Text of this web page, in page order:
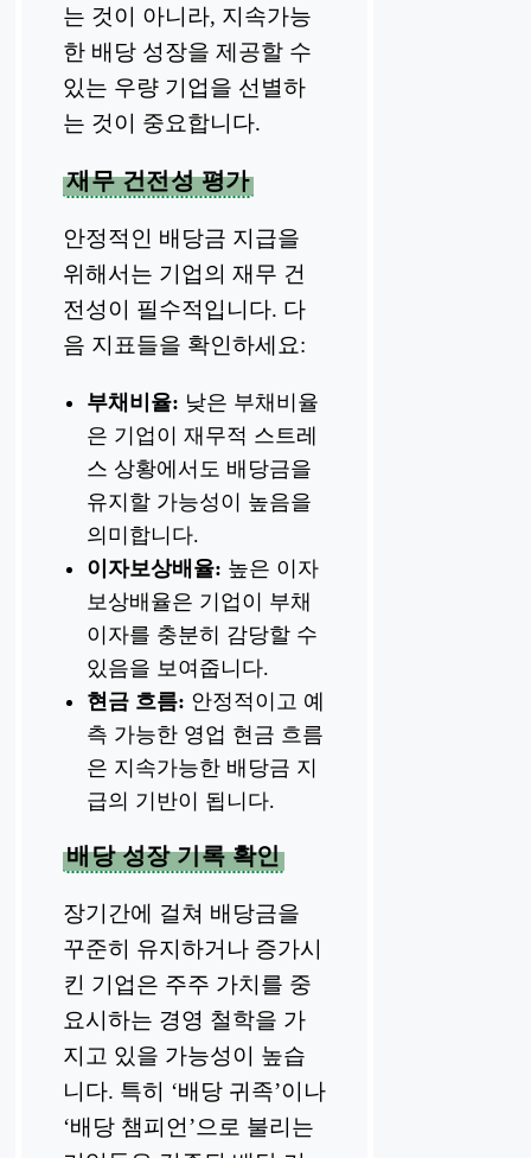
는 것이 아니라, 지속가능
한 배당 성장을 제공할 수
있는 우량 기업을 선별하
는 것이 중요합니다.
재무 건전성 평가
안정적인 배당금 지급을
위해서는 기업의 재무 건
전성이 필수적입니다. 다
음 지표들을 확인하세요:
부채비율: 낮은 부채비율
은 기업이 재무적 스트레
스 상황에서도 배당금을
유지할 가능성이 높음을
의미합니다.
이자보상배율: 높은 이자
보상배율은 기업이 부채
이자를 충분히 감당할 수
있음을 보여줍니다.
현금 흐름: 안정적이고 예
측 가능한 영업 현금 흐름
은 지속가능한 배당금 지
급의 기반이 됩니다.
배당 성장 기록 확인
장기간에 걸쳐 배당금을
꾸준히 유지하거나 증가시
킨 기업은 주주 가치를 중
요시하는 경영 철학을 가
지고 있을 가능성이 높습
니다. 특히 ‘배당 귀족’이나
‘배당 챔피언’으로 불리는